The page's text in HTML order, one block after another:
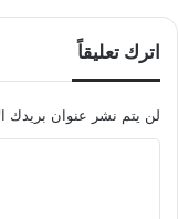
اترك تعليقاً
لن يتم نشر عنوان بريدك